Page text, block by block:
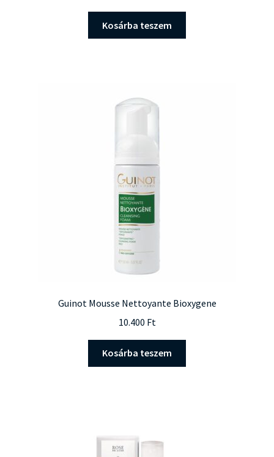
Kosárba teszem
Guinot Mousse Nettoyante Bioxygene
10.400 Ft
Kosárba teszem